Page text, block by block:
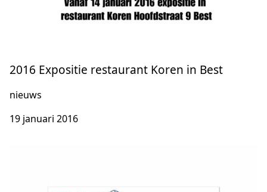
2016 Expositie restaurant Koren in Best
nieuws
19 januari 2016